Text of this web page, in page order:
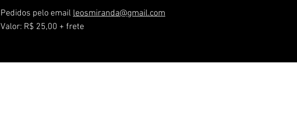
Pedidos pelo email leosmiranda@gmail.com
Valor: R$ 25,00 + frete